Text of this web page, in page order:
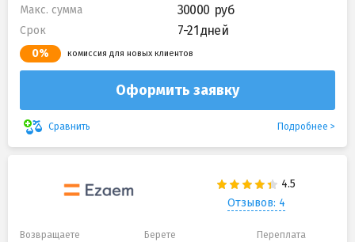
Макс. сумма 30000
Срок 7-21 дней
0% комиссия для новых клиентов
Оформить заявку
Сравнить Подробнее
Отзывов: 4
Возвращаете Берете Переплата